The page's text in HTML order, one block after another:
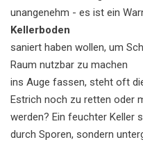
unangenehm - es ist ein
Kellerboden
saniert haben wollen, um
Raum nutzbar zu machen
ins Auge fassen, steht oft
Estrich noch zu retten oder
werden? Ein feuchter Keller
durch Sporen, sondern